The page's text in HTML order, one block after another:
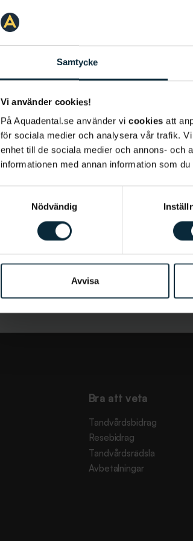
Samtycke
Vi använder cookies!
På Aquadental.se använder vi cookies att
för sociala medier och analysera vår trafik.
enhet till de sociala medier och annons- och
informationen med annan information som
Nödvändig
Avvisa
Bra att veta
Tandvårdsbidrag
Resebidrag
Tandvårdsrädsla
Avbetalningar